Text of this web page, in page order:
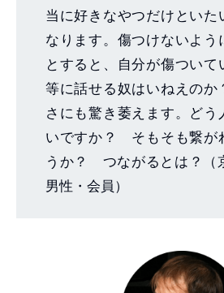
当に好きなやつだけといた
なります。傷つけないよう
とすると、自分が傷ついて
等に話せる奴はいねえのか
さにも驚き萎えます。どう
いですか？ そもそも繋が
うか？ つながるとは？（
男性・会員）